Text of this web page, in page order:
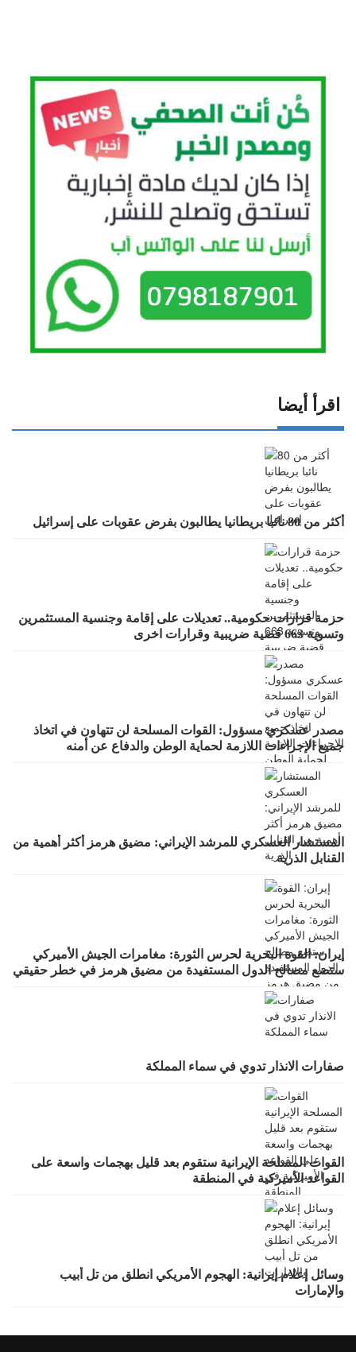
اقرأ أيضا
أكثر من 80 نائبا بريطانيا يطالبون بفرض عقوبات على إسرائيل
حزمة قرارات حكومية.. تعديلات على إقامة وجنسية المستثمرين
وتسوية 663 قضية ضريبية وقرارات اخرى
مصدر عسكري مسؤول: القوات المسلحة لن تتهاون في اتخاذ
جميع الإجراءات اللازمة لحماية الوطن والدفاع عن أمنه
واستقراره
المستشار العسكري للمرشد الإيراني: مضيق هرمز أكثر أهمية من
القنابل الذرية
إيران: القوة البحرية لحرس الثورة: مغامرات الجيش الأميركي
ستضع مصالح الدول المستفيدة من مضيق هرمز في خطر حقيقي
صفارات الانذار تدوي في سماء المملكة
القوات المسلحة الإيرانية ستقوم بعد قليل بهجمات واسعة على
القواعد الأميركية في المنطقة
وسائل إعلام إيرانية: الهجوم الأمريكي انطلق من تل أبيب
والإمارات